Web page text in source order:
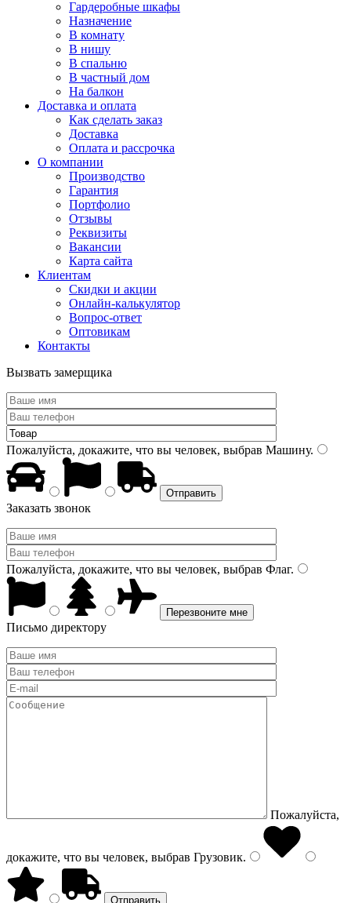
Гардеробные шкафы
Назначение
В комнату
В нишу
В спальню
В частный дом
На балкон
Доставка и оплата
Как сделать заказ
Доставка
Оплата и рассрочка
О компании
Производство
Гарантия
Портфолио
Отзывы
Реквизиты
Вакансии
Карта сайта
Клиентам
Скидки и акции
Онлайн-калькулятор
Вопрос-ответ
Оптовикам
Контакты
Вызвать замерщика
Пожалуйста, докажите, что вы человек, выбрав Машину.
Заказать звонок
Пожалуйста, докажите, что вы человек, выбрав Флаг.
Письмо директору
Пожалуйста,
докажите, что вы человек, выбрав Грузовик.